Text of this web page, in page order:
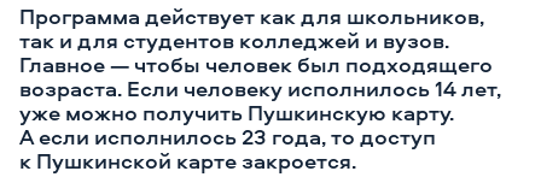
Программа действует как для школьников,
так и для студентов колледжей и вузов.
Главное — чтобы человек был подходящего
возраста. Если человеку исполнилось 14 лет,
уже можно получить Пушкинскую карту.
А если исполнилось 23 года, то доступ
к Пушкинской карте закроется.